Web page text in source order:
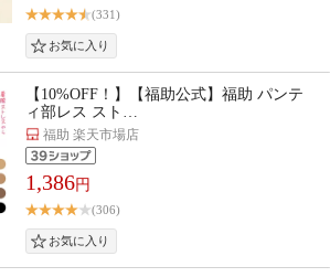
(331)
【10%OFF！】【福助公式】福助 パンテ
ィ部レス スト…
福助 楽天市場店
1,386円
(306)